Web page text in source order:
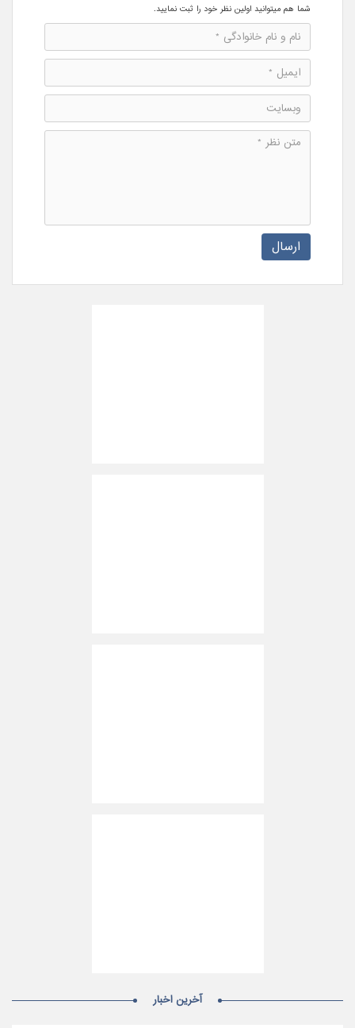
شما هم میتوانید اولین نظر خود را ثبت نمایید.
ارسال
آخرین اخبار